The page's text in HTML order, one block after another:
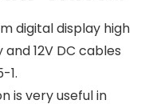
digital display high
12V DC cables
1.
is very useful in